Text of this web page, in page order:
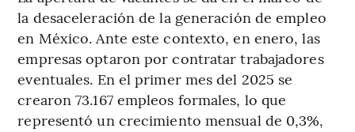
la desaceleración de la generación de empleo
en México. Ante este contexto, en enero, las
empresas optaron por contratar trabajadores
eventuales. En el primer mes del 2025 se
crearon 73.167 empleos formales, lo que
representó un crecimiento mensual de 0,3%,